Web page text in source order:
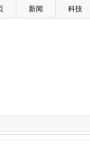
新闻 科技